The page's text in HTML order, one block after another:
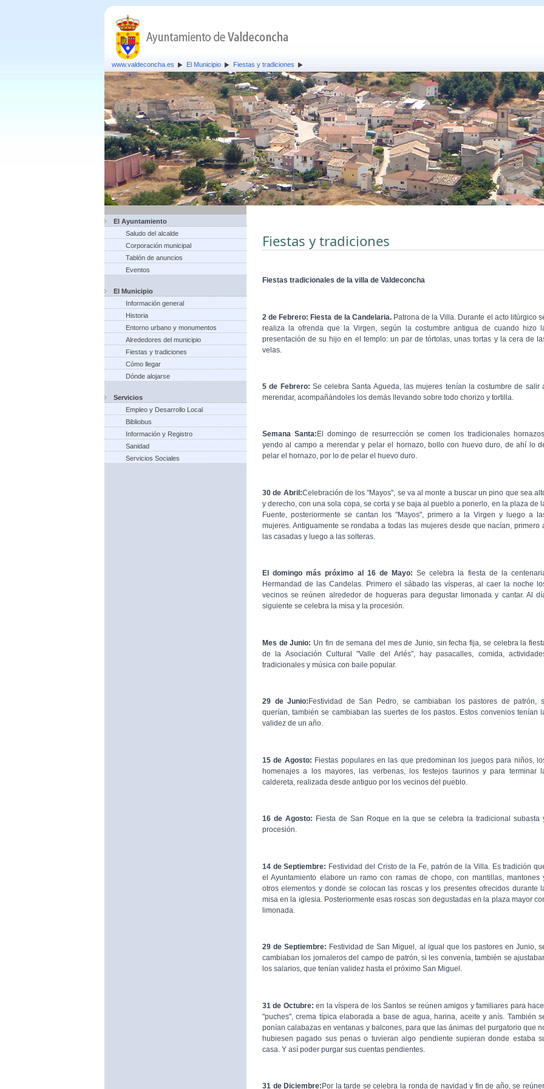
www.valdeconcha.es El Municipio Fiestas y tradiciones
El Ayuntamiento
Saludo del alcalde
Corporación municipal
Tablón de anuncios
Eventos
El Municipio
Información general
Historia
Entorno urbano y monumentos
Alrededores del municipio
Fiestas y tradiciones
Cómo llegar
Dónde alojarse
Servicios
Empleo y Desarrollo Local
Bibliobus
Información y Registro
Sanidad
Servicios Sociales
Fiestas y tradiciones
Fiestas tradicionales de la villa de Valdeconcha
2 de Febrero: Fiesta de la Candelaria.Patrona de la Villa. Durante el acto litúrgico
realiza la ofrenda que la Virgen, según la costumbre antigua de cuando hizo
presentación de su hijo en el templo: un par de tórtolas, unas tortas y la cera de
velas.
5 de Febrero: Se celebra Santa Agueda, las mujeres tenían la costumbre de salir
merendar, acompañándoles los demás llevando sobre todo chorizo y tortilla.
Semana Santa: El domingo de resurrección se comen los tradicionales
yendo al campo a merendar y pelar el hornazo, bollo con huevo duro, de ahí lo
pelar el hornazo, por lo de pelar el huevo duro.
30 de Abril:Celebración de los "Mayos", se va al monte a buscar un pino que sea
y derecho, con una sola copa, se corta y se baja al pueblo a ponerlo, en la plaza de
Fuente, posteriormente se cantan los "Mayos", primero a la Virgen y luego a
mujeres. Antiguamente se rondaba a todas las mujeres desde que nacían, primero
las casadas y luego a las solteras.
El domingo más próximo al 16 de Mayo:Se celebra la fiesta de la
Hermandad de las Candelas. Primero el sábado las vísperas, al caer la noche
vecinos se reúnen alrededor de hogueras para degustar limonada y cantar. Al
siguiente se celebra la misa y la procesión.
Mes de Junio: Un fin de semana del mes de Junio, sin fecha fija, se celebra la
de la Asociación Cultural "Valle del Arlés", hay pasacalles, comida,
tradicionales y música con baile popular.
29 de Junio: Festividad de San Pedro, se cambiaban los pastores de patrón,
querían, también se cambiaban las suertes de los pastos. Estos convenios tenían
validez de un año.
15 de Agosto: Fiestas populares en las que predominan los juegos para niños,
homenajes a los mayores, las verbenas, los festejos taurinos y para terminar
caldereta, realizada desde antiguo por los vecinos del pueblo.
16 de Agosto: Fiesta de San Roque en la que se celebra la tradicional subasta
procesión.
14 de Septiembre: Festividad del Cristo de la Fe, patrón de la Villa. Es tradición
el Ayuntamiento elabore un ramo con ramas de chopo, con mantillas, mantones
otros elementos y donde se colocan las roscas y los presentes ofrecidos durante
misa en la iglesia. Posteriormente esas roscas son degustadas en la plaza mayor
limonada.
29 de Septiembre: Festividad de San Miguel, al igual que los pastores en Junio,
cambiaban los jornaleros del campo de patrón, si les convenía, también se
los salarios, que tenían validez hasta el próximo San Miguel.
31 de Octubre:en la víspera de los Santos se reúnen amigos y familiares para
"puches", crema típica elaborada a base de agua, harina, aceite y anís. También
ponían calabazas en ventanas y balcones, para que las ánimas del purgatorio que
hubiesen pagado sus penas o tuvieran algo pendiente supieran donde estaba
casa. Y así poder purgar sus cuentas pendientes.
31 de Diciembre: Por la tarde se celebra la ronda de navidad y fin de año, se